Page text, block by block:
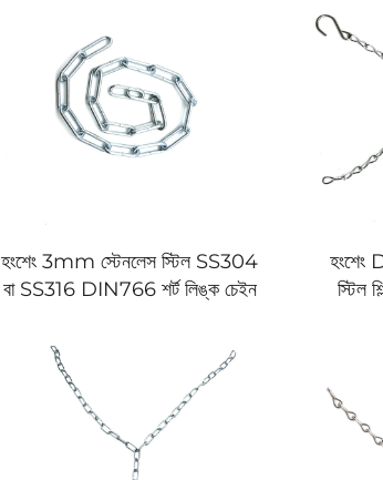
হংশেং 3mm স্টেনলেস স্টিল SS304
বা SS316 DIN766 শর্ট লিঙ্ক চেইন
হংশেং
স্টিল